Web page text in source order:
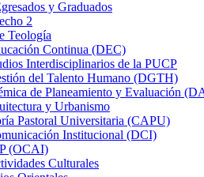
y Graduados
2
Teología
Continua (DEC)
Interdisciplinarios de la PUCP
del Talento Humano (DGTH)
de Planeamiento y Evaluación
y Urbanismo
Pastoral Universitaria (CAPU)
Institucional (DCI)
(OCAI)
Culturales